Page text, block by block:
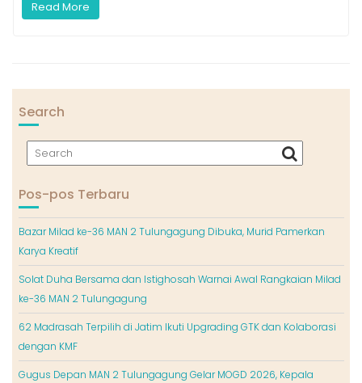
Read More
Search
Pos-pos Terbaru
Bazar Milad ke-36 MAN 2 Tulungagung Dibuka, Murid Pamerkan
Karya Kreatif
Solat Duha Bersama dan Istighosah Warnai Awal Rangkaian Milad
ke-36 MAN 2 Tulungagung
62 Madrasah Terpilih di Jatim Ikuti Upgrading GTK dan Kolaborasi
dengan KMF
Gugus Depan MAN 2 Tulungagung Gelar MOGD 2026, Kepala